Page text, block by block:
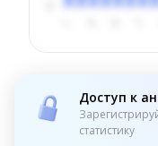
Доступ к
статистику